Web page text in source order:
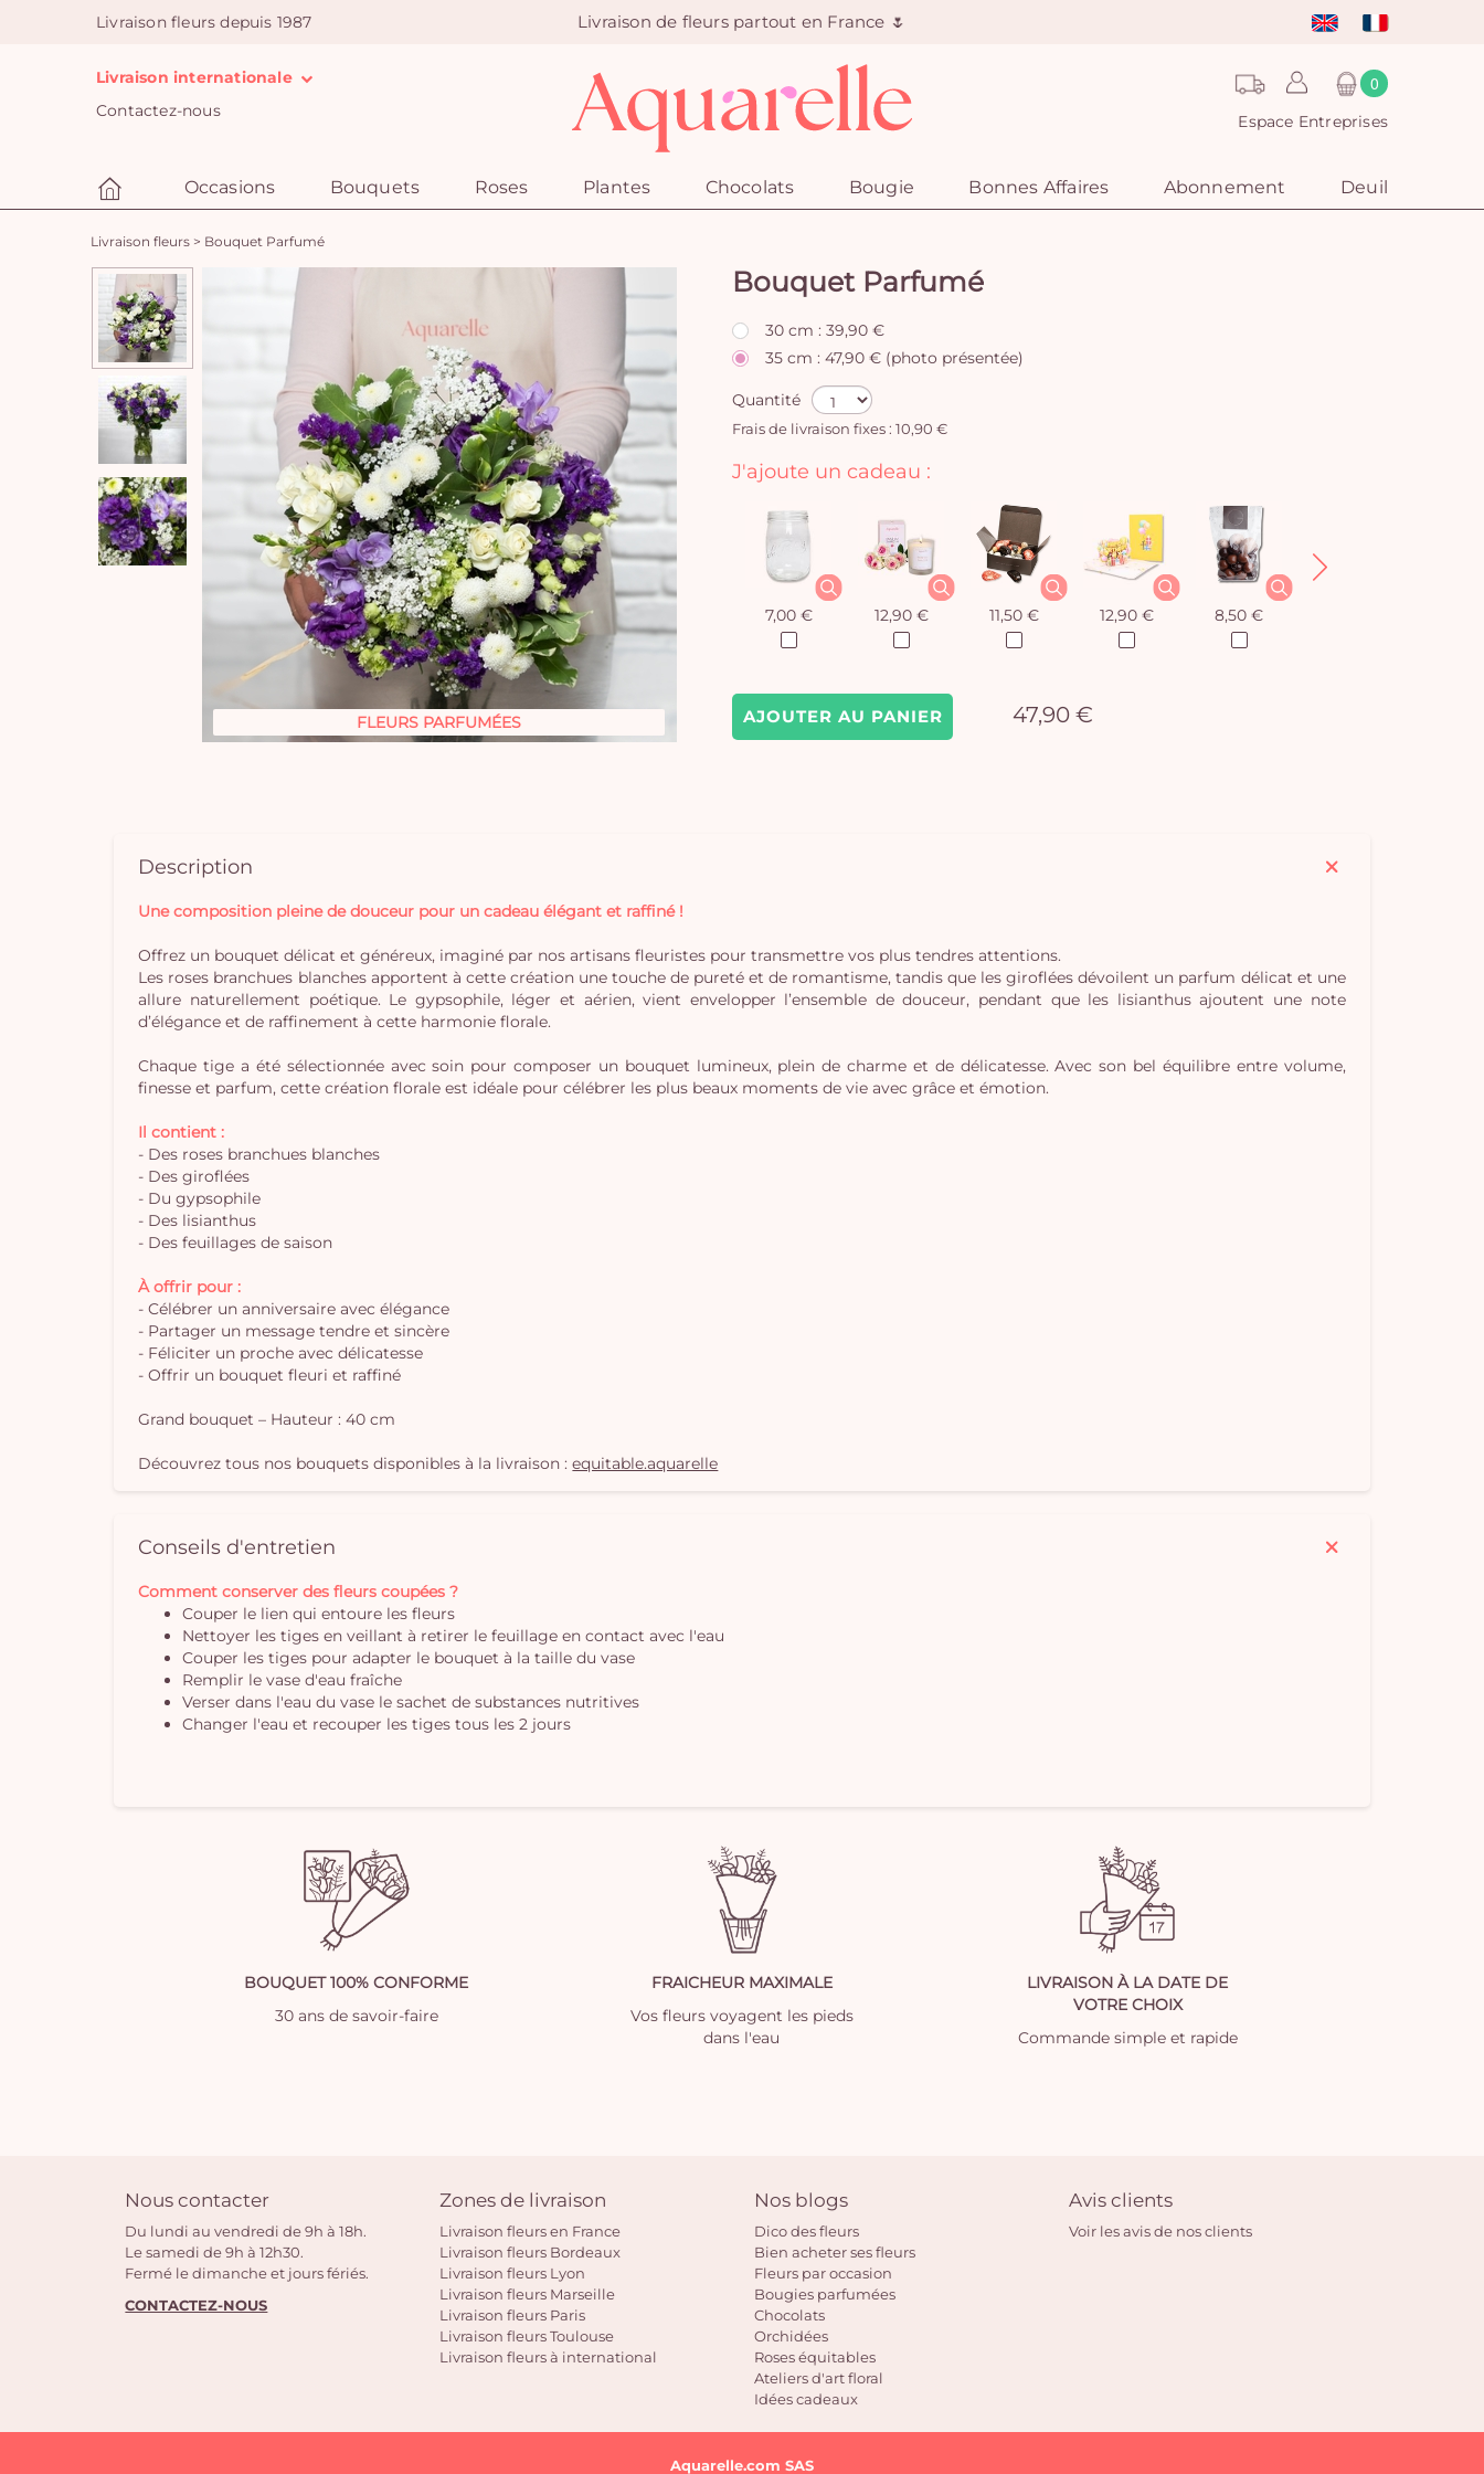
Livraison fleurs depuis 1987 Livraison de fleurs partout en France 🌷
Livraison internationale
Contactez-nous
0
Espace Entreprises
Occasions Bouquets Roses Plantes Chocolats Bougie Bonnes Affaires Abonnement Deuil
Livraison fleurs > Bouquet Parfumé
FLEURS PARFUMÉES
Bouquet Parfumé
30 cm : 39,90 €
35 cm : 47,90 € (photo présentée)
Quantité
Frais de livraison fixes : 10,90 €
AJOUTER AU PANIER 47,90 €
J'ajoute un cadeau :
7,00 € 12,90 € 11,50 € 12,90 € 8,50 €
Description
Une composition pleine de douceur pour un cadeau élégant et raffiné !
Offrez un bouquet délicat et généreux, imaginé par nos artisans fleuristes pour transmettre vos plus tendres attentions.
Les roses branchues blanches apportent à cette création une touche de pureté et de romantisme, tandis que les giroflées dévoilent un parfum délicat et une
allure naturellement poétique. Le gypsophile, léger et aérien, vient envelopper l’ensemble de douceur, pendant que les lisianthus ajoutent une note
d’élégance et de raffinement à cette harmonie florale.
Chaque tige a été sélectionnée avec soin pour composer un bouquet lumineux, plein de charme et de délicatesse. Avec son bel équilibre entre volume,
finesse et parfum, cette création florale est idéale pour célébrer les plus beaux moments de vie avec grâce et émotion.
Il contient :
- Des roses branchues blanches
- Des giroflées
- Du gypsophile
- Des lisianthus
- Des feuillages de saison
À offrir pour :
- Célébrer un anniversaire avec élégance
- Partager un message tendre et sincère
- Féliciter un proche avec délicatesse
- Offrir un bouquet fleuri et raffiné
Grand bouquet – Hauteur : 40 cm
Découvrez tous nos bouquets disponibles à la livraison :equitable.aquarelle
Conseils d'entretien
Comment conserver des fleurs coupées ?
Couper le lien qui entoure les fleurs
Nettoyer les tiges en veillant à retirer le feuillage en contact avec l'eau
Couper les tiges pour adapter le bouquet à la taille du vase
Remplir le vase d'eau fraîche
Verser dans l'eau du vase le sachet de substances nutritives
Changer l'eau et recouper les tiges tous les 2 jours
BOUQUET 100% CONFORME
30 ans de savoir-faire
FRAICHEUR MAXIMALE
Vos fleurs voyagent les pieds
dans l'eau
LIVRAISON À LA DATE DE
VOTRE CHOIX
Commande simple et rapide
Nous contacter
Du lundi au vendredi de 9h à 18h.
Le samedi de 9h à 12h30.
Fermé le dimanche et jours fériés.
CONTACTEZ-NOUS
Zones de livraison
Livraison fleurs en France
Livraison fleurs Bordeaux
Livraison fleurs Lyon
Livraison fleurs Marseille
Livraison fleurs Paris
Livraison fleurs Toulouse
Livraison fleurs à international
Nos blogs
Dico des fleurs
Bien acheter ses fleurs
Fleurs par occasion
Bougies parfumées
Chocolats
Orchidées
Roses équitables
Ateliers d'art floral
Idées cadeaux
Avis clients
Voir les avis de nos clients
Aquarelle.com SAS